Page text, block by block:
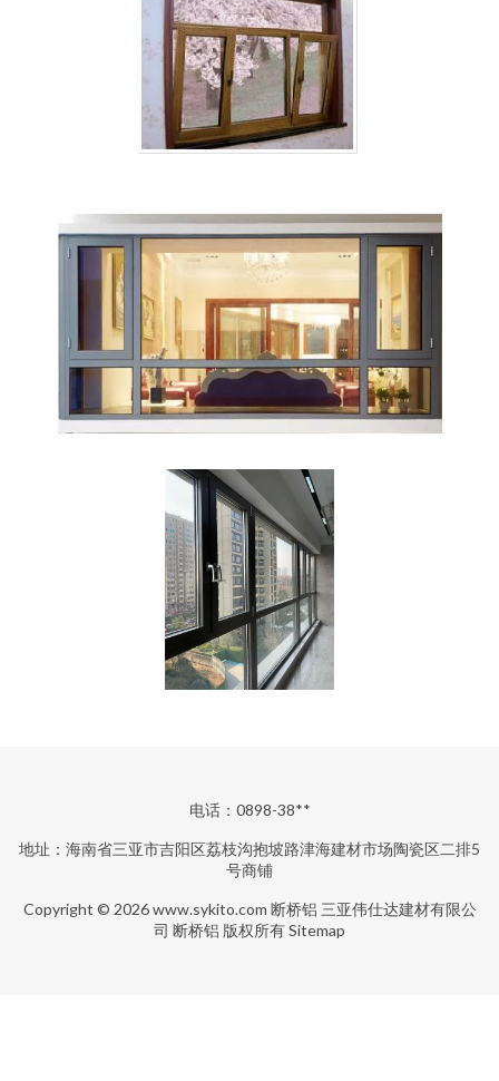
电话：0898-38**
地址：海南省三亚市吉阳区荔枝沟抱坡路津海建材市场陶瓷区二排5
号商铺
Copyright © 2026www.sykito.com 断桥铝 三亚伟仕达建材有限公
司 断桥铝 版权所有Sitemap